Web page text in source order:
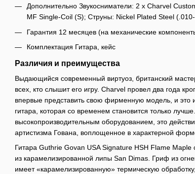
Дополнительно Звукосниматели: 2 x Charvel
MF Single-Coil (S); Струны: Nickel Plated Steel
Гарантия 12 месяцев (на механические
Комплектация Гитара, кейс
Различия и преимущества
Выдающийся современный виртуоз, британский
всех, кто слышит его игру. Charvel провел два года
впервые представить свою фирменную модель, и это
гитара, которая со временем становится только
высокопроизводительным оборудованием, это
артистизма Гована, воплощенное в характерной
Гитара Guthrie Govan USA Signature HSH Flame
из карамелизированной липы San Dimas. Гриф из
имеет «карамелизированную» термическую